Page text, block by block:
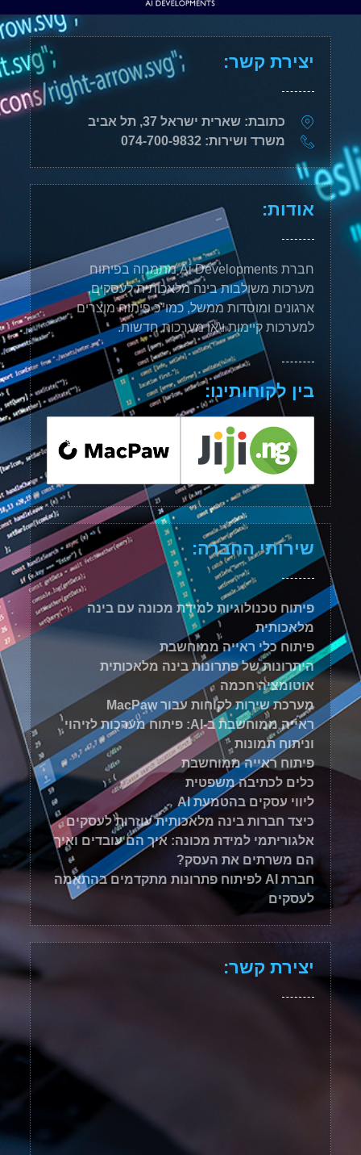
יצירת קשר:
כתובת: שארית ישראל 37, תל אביב
משרד ושירות: 074-700-9832
אודות:
חברת Ai Developments מתמחה בפיתוח
מערכות משולבות בינה מלאכותית לעסקים,
ארגונים ומוסדות ממשל, כמו"כ פיתוח מוצרים
למערכות קיימות ו\או מערכות חדשות.
בין לקוחותינו:
שירותי החברה:
פיתוח טכנולוגיות למידת מכונה עם בינה
מלאכותית
פיתוח כלי ראייה ממוחשבת
היתרונות של פתרונות בינה מלאכותית
אוטומציה חכמה
מערכת שירות לקוחות עבור MacPaw
ראייה ממוחשבת ב-AI: פיתוח מערכות לזיהוי
וניתוח תמונות
פיתוח ראייה ממוחשבת
כלים לכתיבה משפטית
ליווי עסקים בהטמעת AI
כיצד חברות בינה מלאכותית עוזרות לעסקים
אלגוריתמי למידת מכונה: איך הם עובדים ואיך
הם משרתים את העסק?
חברת AI לפיתוח פתרונות מתקדמים בהתאמה
לעסקים
יצירת קשר: